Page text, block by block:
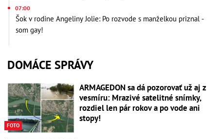
07:00
Šok v rodine Angeliny Jolie: Po rozvode s manželkou priznal -
som gay!
DOMÁCE SPRÁVY
FOTO
ARMAGEDON sa dá pozorovať už aj z
vesmíru: Mrazivé satelitné snímky,
rozdiel len pár rokov a po vode ani
stopy!